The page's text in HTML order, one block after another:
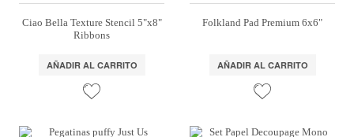
Ciao Bella Texture Stencil 5"x8"
Ribbons
AÑADIR AL CARRITO
Folkland Pad Premium 6x6"
AÑADIR AL CARRITO